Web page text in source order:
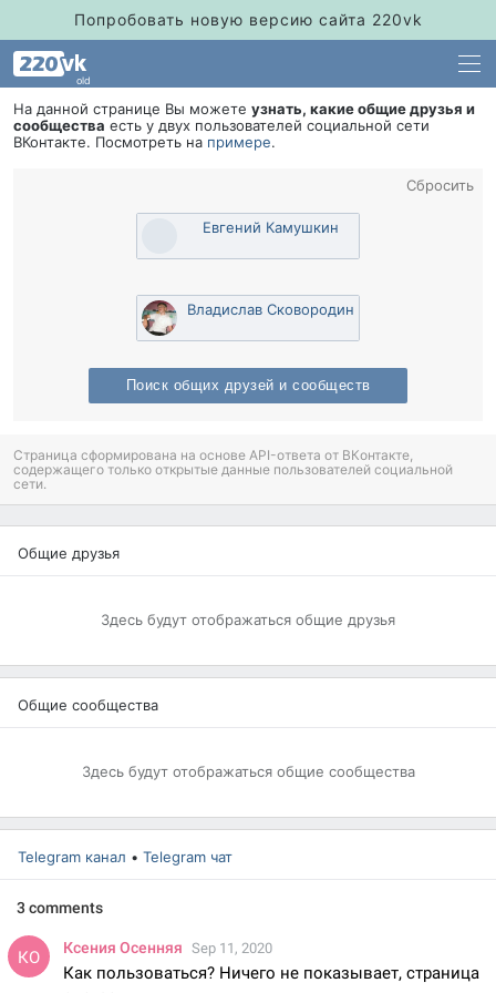
Попробовать новую версию сайта 220vk
old
На данной странице Вы можете узнать, какие общие друзья и
сообщества есть у двух пользователей социальной сети
Контакте. Посмотреть на примере.
Сбросить
Евгений Камушкин
ладислав Сковородин
Поиск общих друзей и сообщест
Страница сформирована на основе API-ответа от ВКонтакте,
содержащего только открытые данные пользователей социальной
сети.
Общие друзья
Здесь будут отображаться общие друзья
Общие сообщества
Здесь будут отображаться общие сообщества
Telegram канал • Telegram чат